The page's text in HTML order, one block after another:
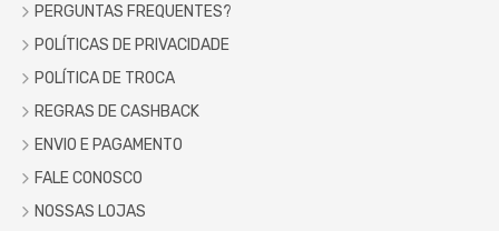
PERGUNTAS FREQUENTES?
POLÍTICAS DE PRIVACIDADE
POLÍTICA DE TROCA
REGRAS DE CASHBACK
ENVIO E PAGAMENTO
FALE CONOSCO
NOSSAS LOJAS